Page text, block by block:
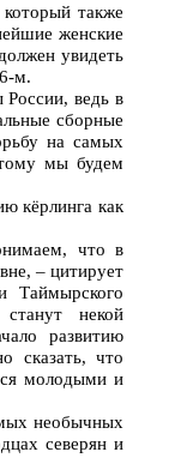
также
женские
увидеть
м.
ведь в
сборные
на самых
мы будем
кёрлинга как
что в
– цитирует
Таймырского
некой
развитию
сказать, что
молодыми и
необычных
северян и